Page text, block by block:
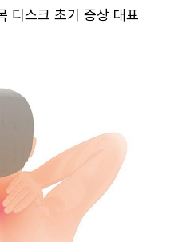
디스크 초기 증상 대표